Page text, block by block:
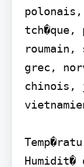
tch�que,
grec,
chinois,
Humidit�